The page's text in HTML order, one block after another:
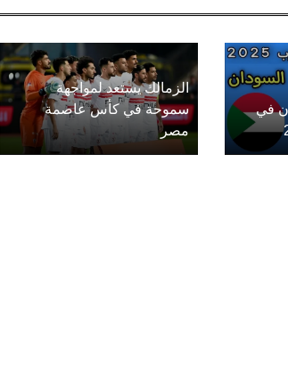
في
الزمالك يستعد لمواجهة
سموحة في كأس عاصمة
مصر